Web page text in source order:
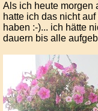
Als ich heute morgen
hatte ich das nicht
haben :-)... ich hätte
dauern bis alle